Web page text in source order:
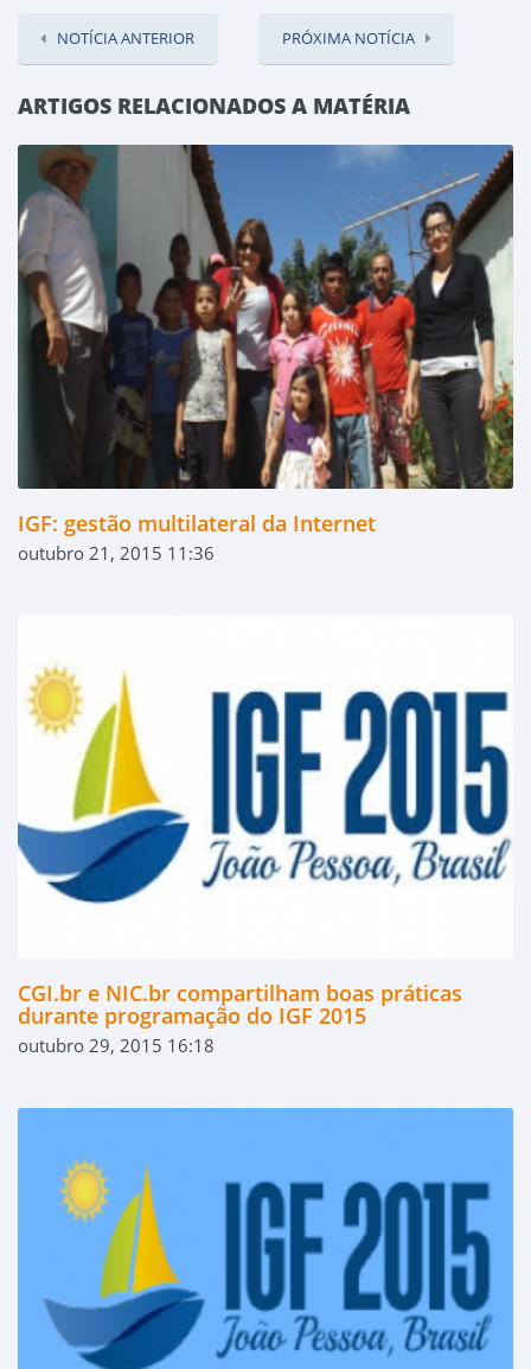
NOTÍCIA ANTERIOR PRÓXIMA NOTÍCIA
ARTIGOS RELACIONADOS A MATÉRIA
IGF: gestão multilateral da Internet
outubro 21, 2015 11:36
CGI.br e NIC.br compartilham boas práticas
durante programação do IGF 2015
outubro 29, 2015 16:18